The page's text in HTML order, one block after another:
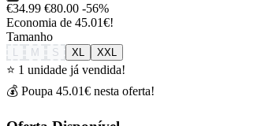
€34.99 €80.00 -56%
Economia de 45.01€!
Tamanho
M S XL XXL
⭐ 1 unidade já vendida!
💰 Poupa 45.01€ nesta oferta!